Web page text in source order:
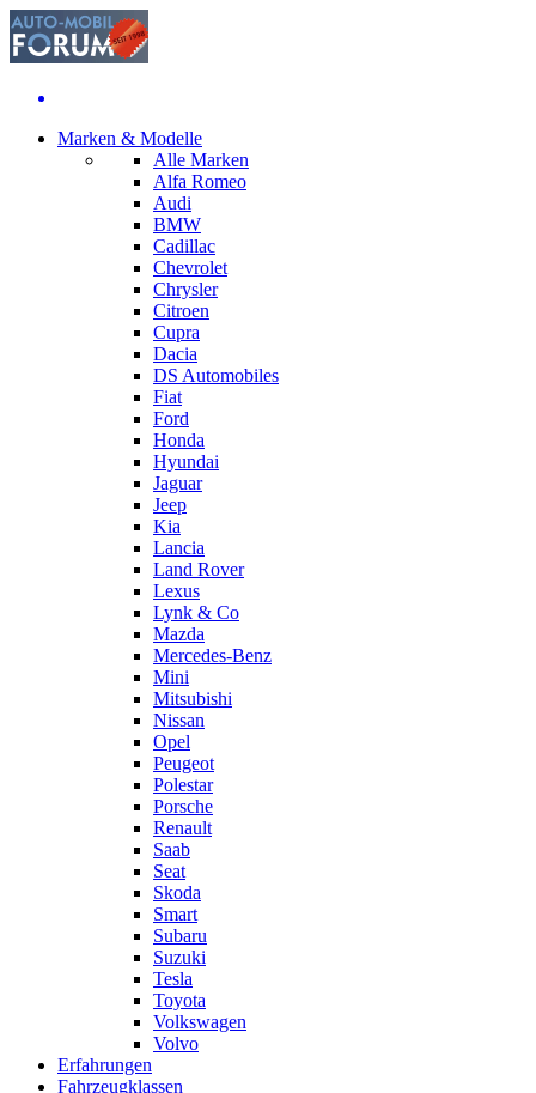
Marken & Modelle
Alle Marken
Alfa Romeo
Audi
BMW
Cadillac
Chevrolet
Chrysler
Citroen
Cupra
Dacia
DS Automobiles
Fiat
Ford
Honda
Hyundai
Jaguar
Jeep
Kia
Lancia
Land Rover
Lexus
Lynk & Co
Mazda
Mercedes-Benz
Mini
Mitsubishi
Nissan
Opel
Peugeot
Polestar
Porsche
Renault
Saab
Seat
Skoda
Smart
Subaru
Suzuki
Tesla
Toyota
Volkswagen
Volvo
Erfahrungen
Fahrzeugklassen